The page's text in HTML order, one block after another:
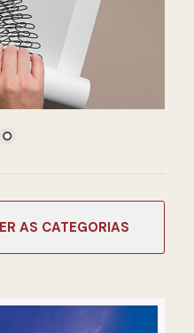
CATEGORIAS